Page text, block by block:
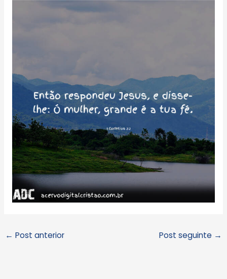
← Post anterior Post seguinte →